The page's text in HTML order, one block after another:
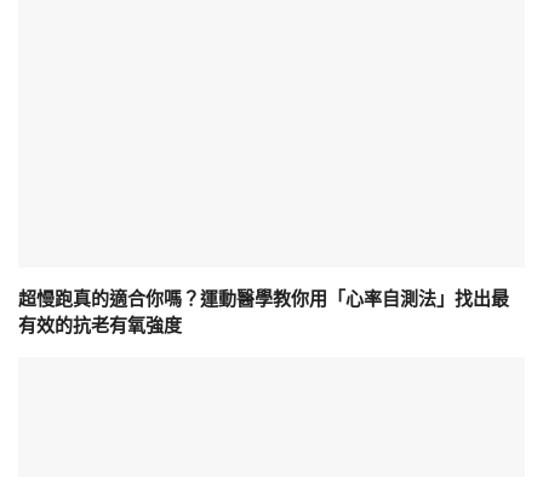
超慢跑真的適合你嗎？運動醫學教你用「心率自測法」找出最
有效的抗老有氧強度